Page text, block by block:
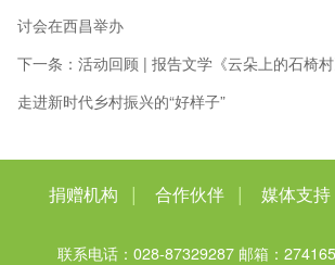
讨会在西昌举办
下一条： 活动回顾 | 报告文学《云朵上的石椅
走进新时代乡村振兴的“好样子”
捐赠机构 | 合作伙伴 | 媒体支持
联系电话：028-87329287 邮箱：